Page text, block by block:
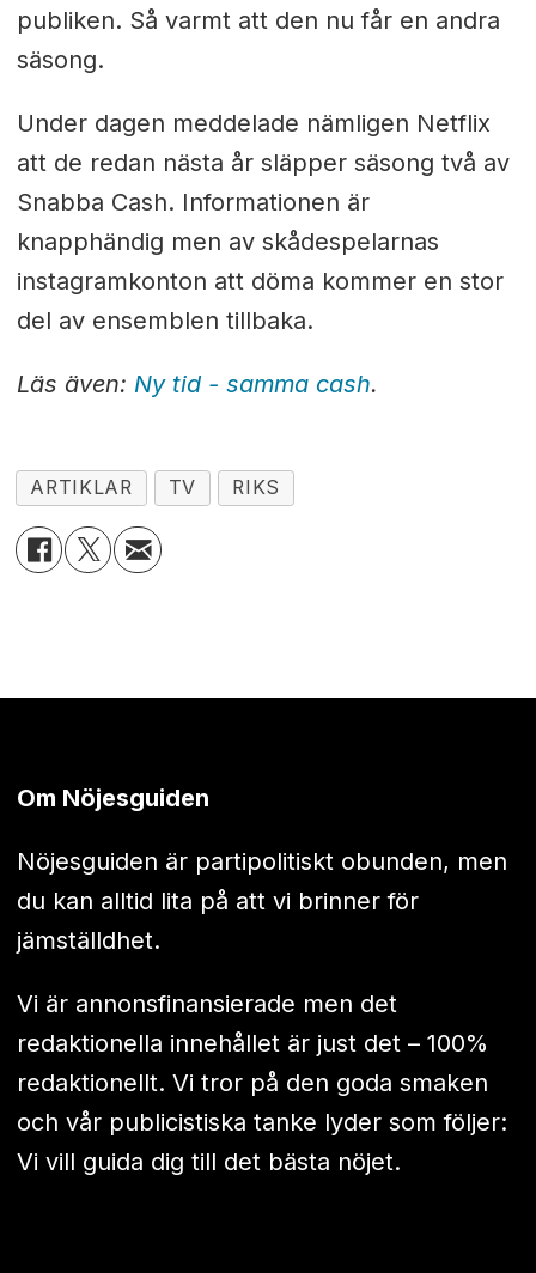
publiken. Så varmt att den nu får en andra
säsong.
Under dagen meddelade nämligen Netflix
att de redan nästa år släpper säsong två av
Snabba Cash. Informationen är
knapphändig men av skådespelarnas
instagramkonton att döma kommer en stor
del av ensemblen tillbaka.
Läs även: Ny tid - samma cash.
ARTIKLAR TV RIKS
Om Nöjesguiden
Nöjesguiden är partipolitiskt obunden, men
du kan alltid lita på att vi brinner för
jämställdhet.
Vi är annonsfinansierade men det
redaktionella innehållet är just det – 100%
redaktionellt. Vi tror på den goda smaken
och vår publicistiska tanke lyder som följer:
Vi vill guida dig till det bästa nöjet.